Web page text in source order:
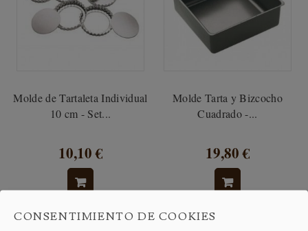
Molde de Tartaleta Individual
10 cm - Set...
10,10 €
Molde Tarta y Bizcocho
Cuadrado -...
19,80 €
CONSENTIMIENTO DE COOKIES